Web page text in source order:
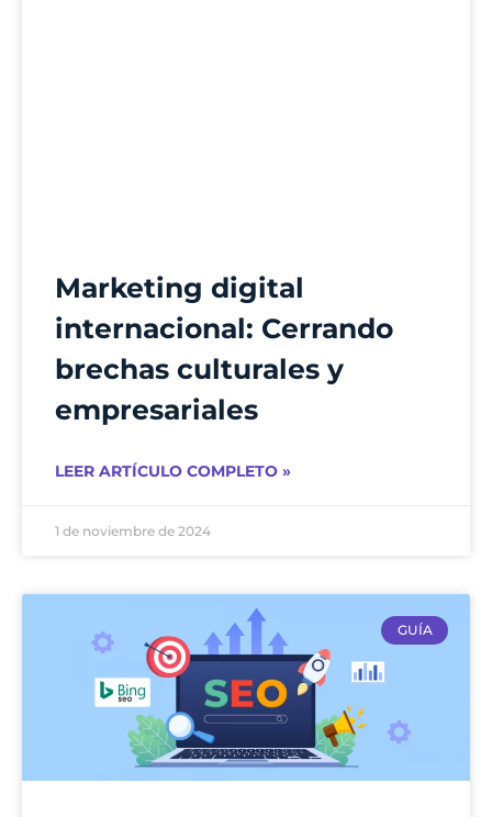
Marketing digital
internacional: Cerrando
brechas culturales y
empresariales
LEER ARTÍCULO COMPLETO »
1 de noviembre de 2024
GUÍA